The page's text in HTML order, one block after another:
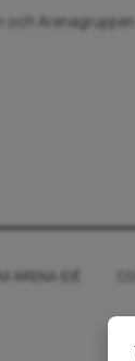
och Arenagruppen
ARENA IDÉ